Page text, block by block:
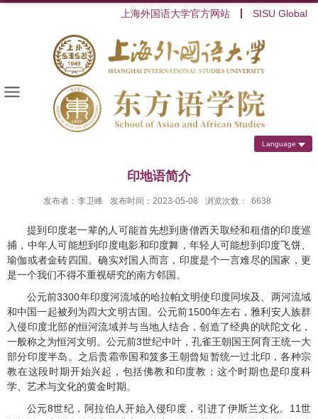
上海外国语大学官方网站 SISU Global
Language
印地语简介
发布者：李卫峰 发布时间：2023-05-08 浏览次数： 6638
提到印度老一辈的人可能首先想到唐僧西天取经和租借的印度巡
捕，中年人可能想到印度电影和印度舞，年轻人可能想到印度飞饼、
瑜伽或者金砖四国。确实对国人而言，印度是个一言难尽的国家，更
是一个我们不得不重视研究的南方邻国。
公元前3300年印度河流域的哈拉帕文明使印度同埃及、两河流域
和中国一起被列为四大文明古国。公元前1500年左右，雅利安人族群
入侵印度北部的恒河流域并与当地人结合，创造了经典的吠陀文化，
一般称之为恒河文明。公元前3世纪中叶，孔雀王朝国王阿育王统一大
部分印度半岛。之后贵霜帝国和笈多王朝曾短暂统一过北印，各种宗
教在这段时期开始兴起，包括佛教和印度教；这个时期也是印度科
学、艺术与文化的黄金时期。
公元8世纪，阿拉伯人开始入侵印度，引进了伊斯兰文化。 11世